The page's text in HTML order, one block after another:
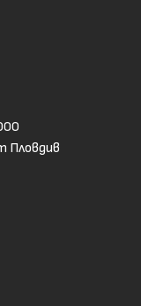
Пловдив